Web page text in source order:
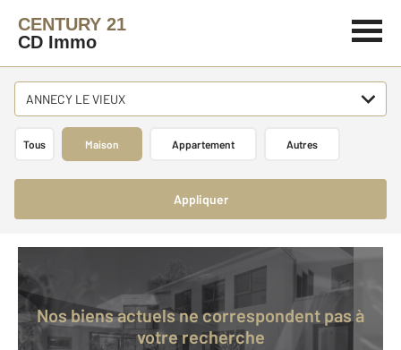
CENTURY 21
CD Immo
ANNECY LE VIEUX
Tous Maison Appartement Autres
Appliquer
Nos biens actuels ne correspondent pas à
votre recherche